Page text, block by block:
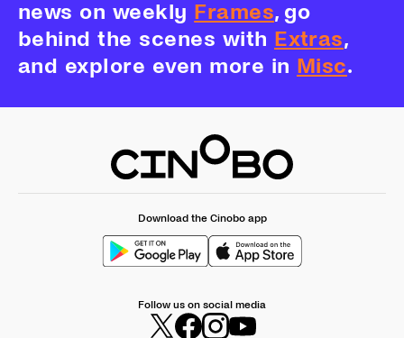
news on weekly Frames, go
behind the scenes with Extras,
and explore even more in Misc.
Download the Cinobo app
Follow us on social media